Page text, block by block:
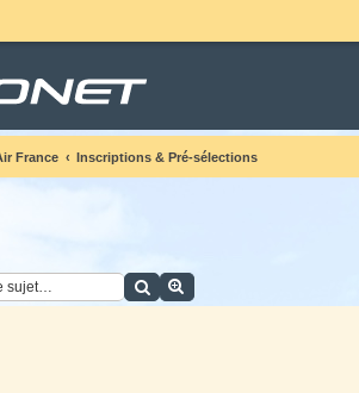
France Inscriptions & Pré-sélections
Rechercher